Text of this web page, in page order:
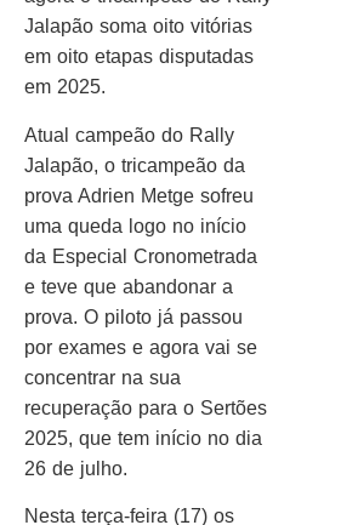
Jalapão soma oito vitórias
em oito etapas disputadas
em 2025.
Atual campeão do Rally
Jalapão, o tricampeão da
prova Adrien Metge sofreu
uma queda logo no início
da Especial Cronometrada
e teve que abandonar a
prova. O piloto já passou
por exames e agora vai se
concentrar na sua
recuperação para o Sertões
2025, que tem início no dia
26 de julho.
Nesta terça-feira (17) os